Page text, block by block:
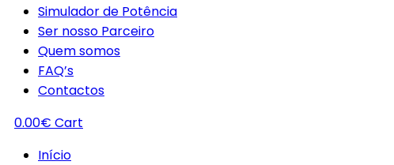
Simulador de Potência
Ser nosso Parceiro
Quem somos
FAQ’s
Contactos
0.00€ Cart
Início